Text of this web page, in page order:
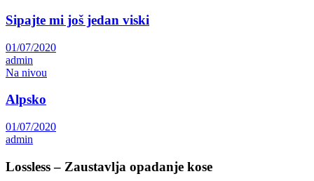
Sipajte mi još jedan viski
01/07/2020
admin
Na nivou
Alpsko
01/07/2020
admin
Lossless – Zaustavlja opadanje kose